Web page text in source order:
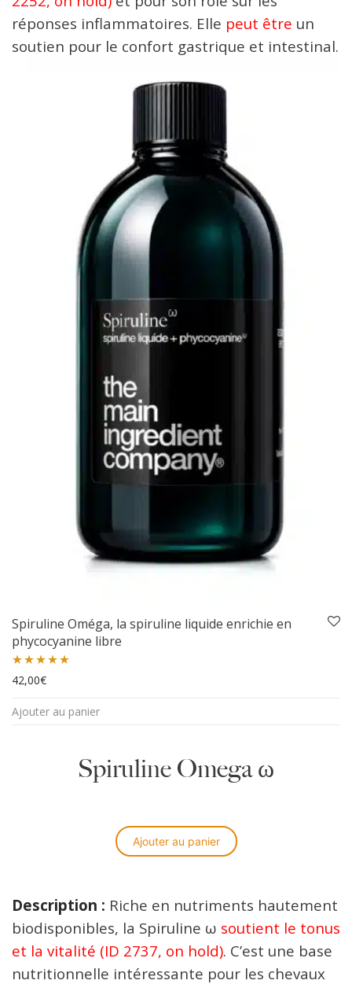
réponses inflammatoires. Elle peut être un
soutien pour le confort gastrique et intestinal.
Spiruline Oméga, la spiruline liquide enrichie en
phycocyanine libre
Note5.00
42,00€
Ajouter au panier
Spiruline Omega ω
Ajouter au panier
Description : Riche en nutriments hautement
biodisponibles, la Spiruline ω soutient le tonus
et la vitalité (ID 2737, on hold). C’est une base
nutritionnelle intéressante pour les chevaux